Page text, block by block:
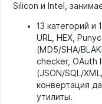
Silicon и Intel,
13 категорий
URL, HEX,
(MD5/SHA/
checker, OAuth
(JSON/SQL/
конвертация
утилиты.